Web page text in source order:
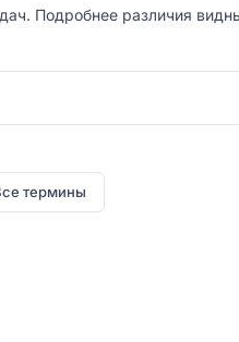
Подробнее различия
термины